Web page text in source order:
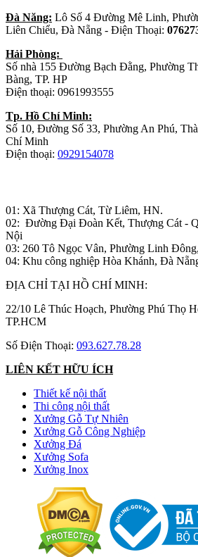
Đà Năng: Lô Số 4 Đường Mê Linh,
Liên Chiểu, Đà Nẵng - Điện Thoại:
Hải Phòng:
Số nhà 155 Đường Bạch Đằng, Phường
Bàng, TP. HP
Điện thoại: 0961993555
Tp. Hồ Chí Minh:
Số 10, Đường Số 33, Phường An Phú,
Chí Minh
Điện thoại: 0929154078
01: Xã Thượng Cát, Từ Liêm, HN.
02: Đường Đại Đoàn Kết, Thượng Cát -
Nội
03: 260 Tô Ngọc Vân, Phường Linh
04: Khu công nghiệp Hòa Khánh, Đà
ĐỊA CHỈ TẠI HỒ CHÍ MINH:
22/10 Lê Thúc Hoạch, Phường Phú Thọ
TP.HCM
Số Điện Thoại: 093.627.78.28
LIÊN KẾT HỮU ÍCH
Thiết kế nội thất
Thi công nội thất
Xưởng Gỗ Tự Nhiên
Xưởng Gỗ Công Nghiệp
Xưởng Đá
Xưởng Sofa
Xưởng Inox